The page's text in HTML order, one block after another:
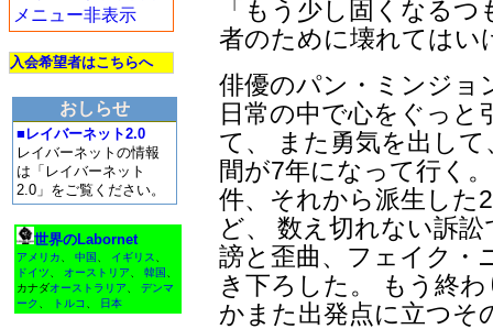
メニュー非表示
入会希望者はこちらへ
おしらせ
■レイバーネット2.0
レイバーネットの情報
は「レイバーネット
2.0」をご覧ください。
世界のLabornet
アメリカ 中国 イギリス
ドイツ
オーストリア 韓国
カナダオーストラリア
デンマ
ーク
トルコ 日本
「もう少し固くなる
者のために壊れてはい
俳優のパン・ミンジョ
日常の中で心をぐっと
て、 また勇気を出し
間が7年になって行く
件、それから派生した
ど、 数え切れない訴
謗と歪曲、フェイク・
き下ろした。 もう終
かまた出発点に立つそ